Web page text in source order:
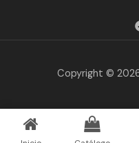
Copyright © 2026